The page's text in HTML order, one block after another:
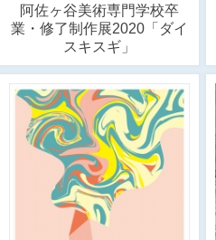
阿佐ヶ谷美術専門学校卒
業・修了制作展2020「ダイ
スキスギ」